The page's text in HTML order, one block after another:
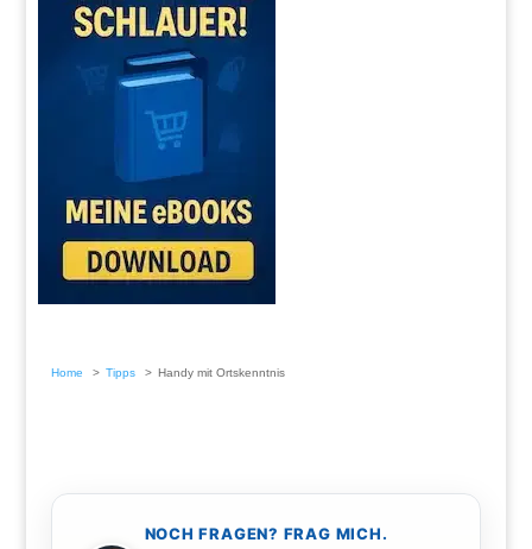
Home Tipps Handy mit Ortskenntnis
NOCH FRAGEN? FRAG MICH.